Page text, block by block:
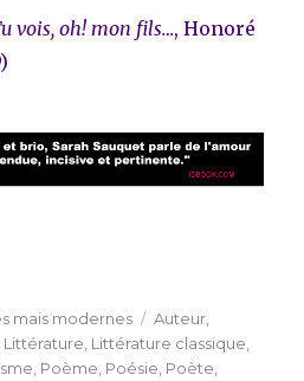
vois, oh! mon fils…, Honoré
mais modernes Étiquettes
Auteur
Littérature Littérature classique
Poème Poésie Poète